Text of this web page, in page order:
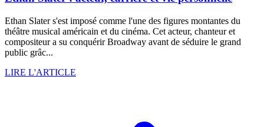
Ethan Slater s'est imposé comme l'une des figures montantes du
théâtre musical américain et du cinéma. Cet acteur, chanteur et
compositeur a su conquérir Broadway avant de séduire le grand
public grâc...
LIRE L'ARTICLE